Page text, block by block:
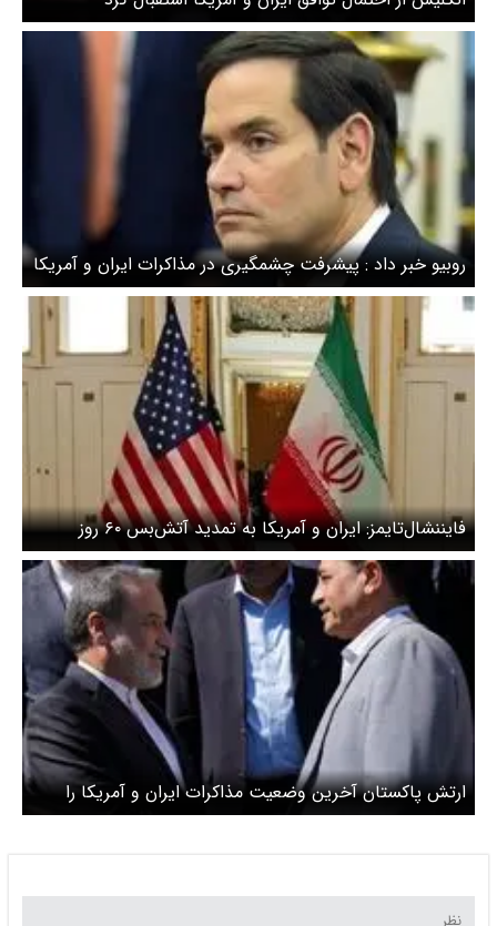
روبیو خبر داد : پیشرفت چشمگیری در مذاکرات ایران و آمریکا
رخ داد / احتمال اعلام رسمی خبر توافق تا اواخر امروز وجود
دارد
فایننشال‌تایمز: ایران و آمریکا به تمدید آتش‌بس ۶۰ روز
نزدیک شده‌اند
ارتش پاکستان آخرین وضعیت مذاکرات ایران و آمریکا را
«دلگرم‌کننده» دانست